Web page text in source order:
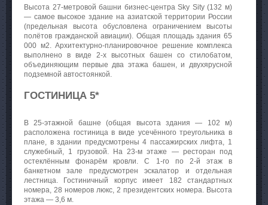
Высота 27-метровой башни бизнес-центра Sky Sity (132 м)
— самое высокое здание на азиатской территории России
(предельная высота обусловлена ограничением высоты
полётов гражданской авиации). Общая площадь здания 65
000 м2. Архитектурно-планировочное решение комплекса
выполнено в виде 2-х высотных башен со стилобатом,
объединяющим первые два этажа башен, и двухярусной
подземной автостоянкой.
ГОСТИНИЦА 5*
В 25-этажной башне (общая высота здания — 102 м)
расположена гостиница в виде усечённого треугольника в
плане, в здании предусмотрены 4 пассажирских лифта, 1
служебный, 1 грузовой. На 23-м этаже — ресторан под
остеклённым фонарём кровли. С 1-го по 2-й этаж в
банкетном зале предусмотрен эскалатор и отдельная
лестница. Гостиничный корпус имеет 182 стандартных
номера, 28 номеров люкс, 2 президентских номера. Высота
этажа — 3,6 м.